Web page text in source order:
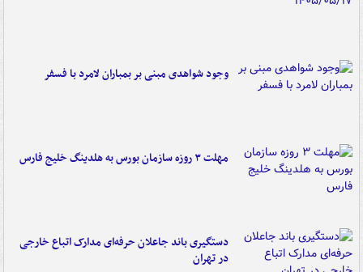
وجود شواهدی مبنی بر بمباران لامرد با فسفر
مهلت ۳ روزه سازمان بورس به هلدینگ خلیج فارس
دستگیری باند جاعلان حرفه‌ای مدارک اتباع خارجی
در تهران